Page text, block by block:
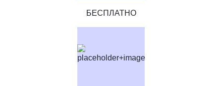
БЕСПЛАТНО